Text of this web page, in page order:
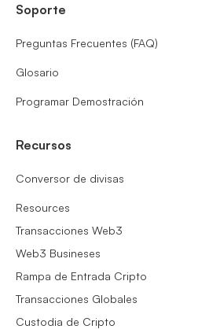
Soporte
Preguntas Frecuentes (FAQ)
Glosario
Programar Demostración
Recursos
Conversor de divisas
Resources
Transacciones Web3
Web3 Busineses
Rampa de Entrada Cripto
Transacciones Globales
Custodia de Cripto